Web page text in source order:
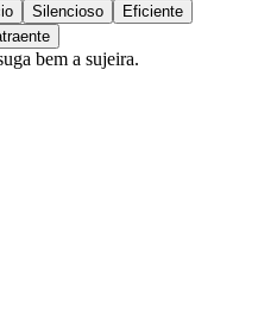
Silencioso
Eficiente
bem a sujeira.